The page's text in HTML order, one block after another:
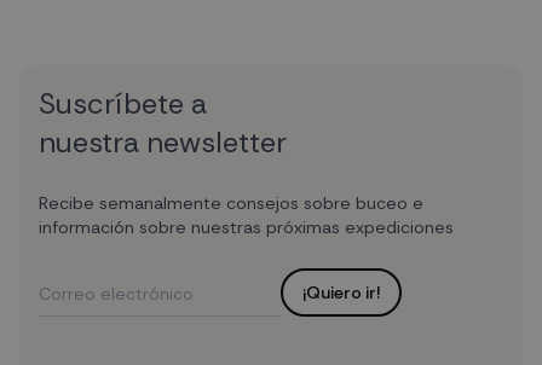
Suscríbete a
nuestra newsletter
Recibe semanalmente consejos sobre buceo e
información sobre nuestras próximas expediciones
¡Quiero ir!